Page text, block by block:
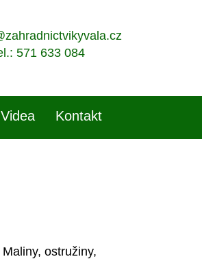
571 633 084
Videa Kontakt
ostružiny,